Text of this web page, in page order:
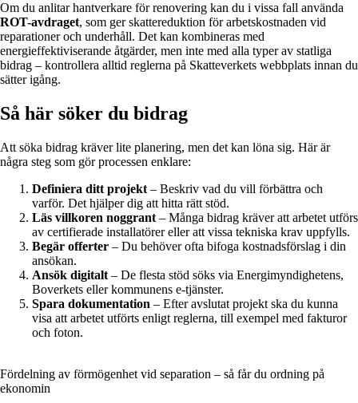
Om du anlitar hantverkare för renovering kan du i vissa fall använda
ROT-avdraget, som ger skattereduktion för arbetskostnaden vid
reparationer och underhåll. Det kan kombineras med
energieffektiviserande åtgärder, men inte med alla typer av statliga
bidrag – kontrollera alltid reglerna på Skatteverkets webbplats innan du
sätter igång.
Så här söker du bidrag
Att söka bidrag kräver lite planering, men det kan löna sig. Här är
några steg som gör processen enklare:
Definiera ditt projekt – Beskriv vad du vill förbättra och
varför. Det hjälper dig att hitta rätt stöd.
Läs villkoren noggrant – Många bidrag kräver att arbetet utförs
av certifierade installatörer eller att vissa tekniska krav uppfylls.
Begär offerter – Du behöver ofta bifoga kostnadsförslag i din
ansökan.
Ansök digitalt – De flesta stöd söks via Energimyndighetens,
Boverkets eller kommunens e-tjänster.
Spara dokumentation – Efter avslutat projekt ska du kunna
visa att arbetet utförts enligt reglerna, till exempel med fakturor
och foton.
Fördelning av förmögenhet vid separation – så får du ordning på
ekonomin